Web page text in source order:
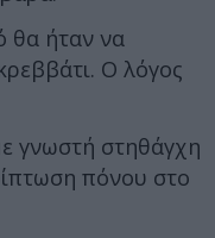
θα ήταν να
Ο λόγος
γνωστή στηθάγχη
πόνου στο